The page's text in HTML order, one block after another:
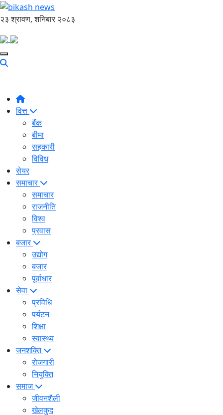
२३ श्रावण, शनिबार २०८३
वित्त
बैंक
बीमा
सहकारी
विविध
सेयर
समाचार
समाचार
राजनीति
विश्व
प्रवास
बजार
उद्योग
बजार
पूर्वाधार
सेवा
प्रविधि
पर्यटन
शिक्षा
स्वास्थ्य
जनशक्ति
रोजगारी
नियुक्ति
समाज
जीवनशैली
खेलकुद